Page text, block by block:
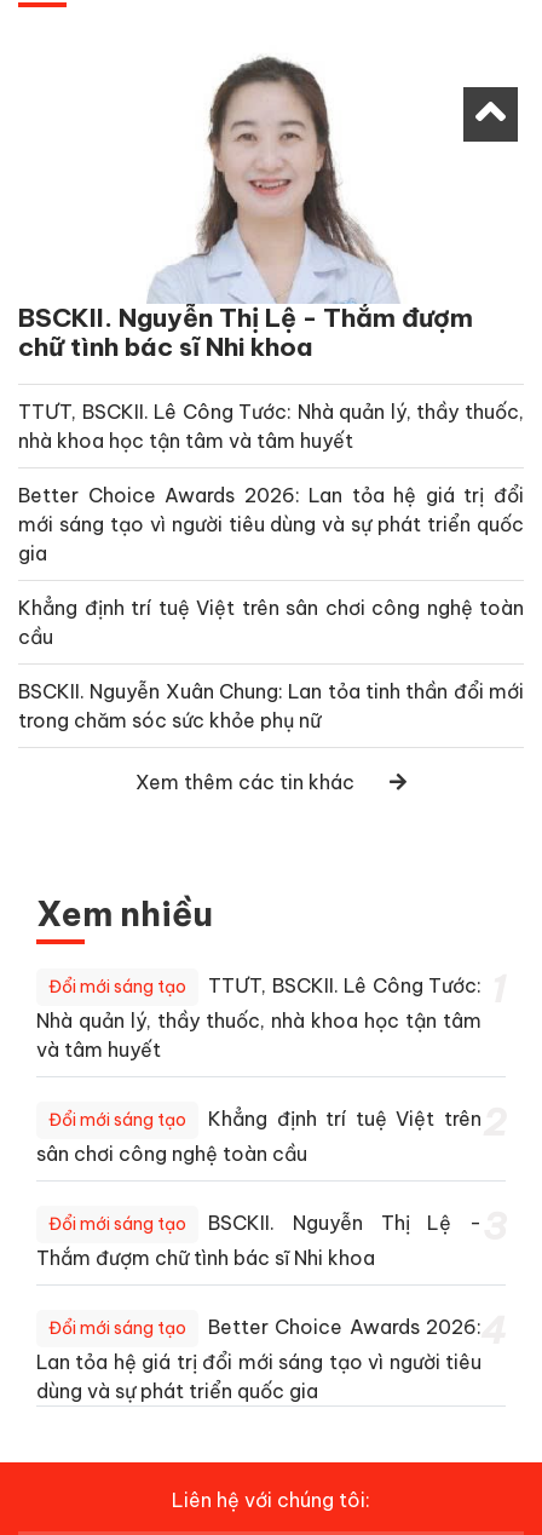
BSCKII. Nguyễn Thị Lệ - Thắm đượm
chữ tình bác sĩ Nhi khoa
TTƯT, BSCKII. Lê Công Tước: Nhà quản lý, thầy thuốc,
nhà khoa học tận tâm và tâm huyết
Better Choice Awards 2026: Lan tỏa hệ giá trị đổi
mới sáng tạo vì người tiêu dùng và sự phát triển quốc
gia
Khẳng định trí tuệ Việt trên sân chơi công nghệ toàn
cầu
BSCKII. Nguyễn Xuân Chung: Lan tỏa tinh thần đổi mới
trong chăm sóc sức khỏe phụ nữ
Xem thêm các tin khác
Xem nhiều
Đổi mới sáng tạo
TTƯT, BSCKII. Lê Công Tước:
Nhà quản lý, thầy thuốc, nhà khoa học tận tâm
và tâm huyết
Đổi mới sáng tạo
Khẳng định trí tuệ Việt trên
sân chơi công nghệ toàn cầu
Đổi mới sáng tạo
BSCKII. Nguyễn Thị Lệ -
Thắm đượm chữ tình bác sĩ Nhi khoa
Đổi mới sáng tạo
Better Choice Awards 2026:
Lan tỏa hệ giá trị đổi mới sáng tạo vì người tiêu
dùng và sự phát triển quốc gia
Liên hệ với chúng tôi: